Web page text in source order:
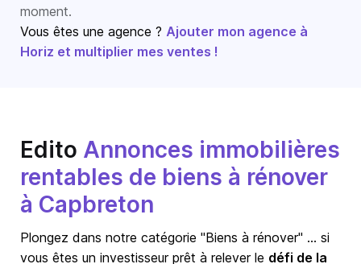
moment.
Vous êtes une agence ? Ajouter mon agence à
Horiz et multiplier mes ventes !
Edito Annonces immobilières
rentables de biens à rénover
à Capbreton
Plongez dans notre catégorie "Biens à rénover" … si
vous êtes un investisseur prêt à relever le défi de la